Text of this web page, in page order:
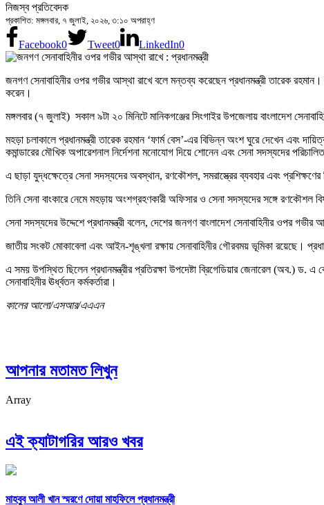
নিজস্ব প্রতিবেদক
প্রকাশিত: মঙ্গলবার, ৭ জুলাই, ২০২৬, ৩:১০ অপরাহ্ণ
Facebook0 Tweet0 LinkedIn0
জনগণ সেনাবাহিনীর ওপর গভীর আস্থা রাখে বলে মন্তব্য করেছেন প্রধানমন্ত্রী তারেক
করেন।
মঙ্গলবার (৭ জুলাই) সকাল ৯টা ২০ মিনিটে মানিকগঞ্জের সিংগাইর উপজেলায় বাংলাদেশ
মহড়া চলাকালে প্রধানমন্ত্রী তারেক রহমান ‘ফার্ম বেস’-এর বিভিন্ন অংশ ঘুরে দেখেন এবং
কমান্ডারের মৌখিক অপারেশনাল নির্দেশনা মনোযোগ দিয়ে শোনেন এবং সেনা সদস্যদের
এ ছাড়া যুদ্ধক্ষেত্রে সেনা সদস্যদের অবস্থান, রণকৌশল, সমরাস্ত্রের ব্যবহার এবং প্রশিক্ষণের
তিনি সেনা বাংকারে নেমে মহড়ায় অংশগ্রহণকারী অফিসার ও সেনা সদস্যদের সঙ্গে রণকৌশল
সেনা সদস্যদের উদ্দেশে প্রধানমন্ত্রী বলেন, দেশের জনগণ বাংলাদেশ সেনাবাহিনীর ওপর গভীর
জাতীয় সংকট মোকাবেলা এবং আইন-শৃঙ্খলা রক্ষায় সেনাবাহিনীর গৌরবময় ভূমিকা রয়েছে।
এ সময় উপস্থিত ছিলেন প্রধানমন্ত্রীর প্রতিরক্ষা উপদেষ্টা ব্রিগেডিয়ার জেনারেল (অব.) ড. এ
সেনাবাহিনীর ঊর্ধ্বতন কর্মকর্তারা।
কালের আলো/এসআর/এএএন
আপনার মতামত লিখুন
Array
এই ক্যাটাগরির আরও খবর
মাহবুব আলী খান স্মরণে দোয়া মাহফিলে প্রধানমন্ত্রী